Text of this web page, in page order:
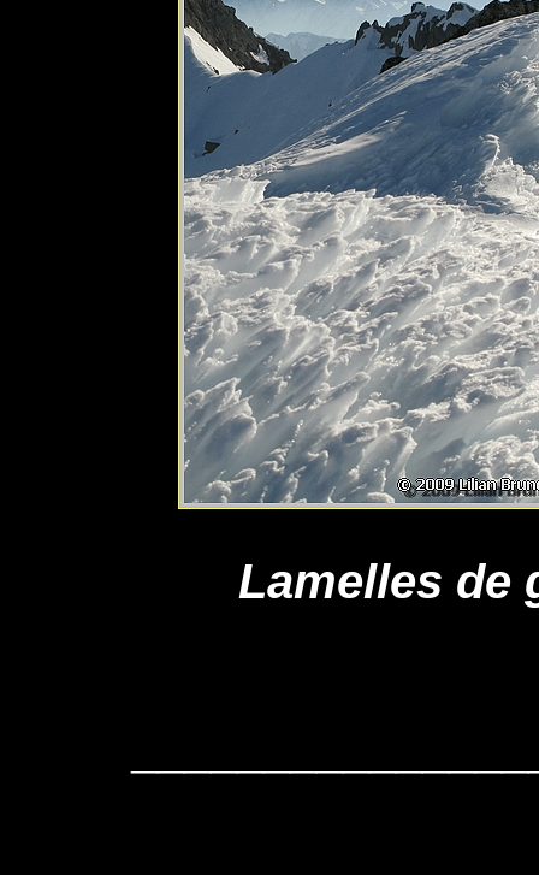
Lamelles de